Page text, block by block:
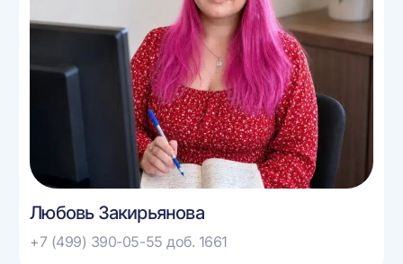
Любовь Закирьянова
+7 (499) 390-05-55 доб. 1661